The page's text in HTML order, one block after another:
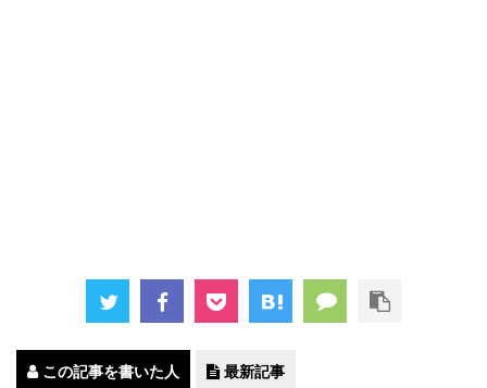
この記事を書いた人 最新記事